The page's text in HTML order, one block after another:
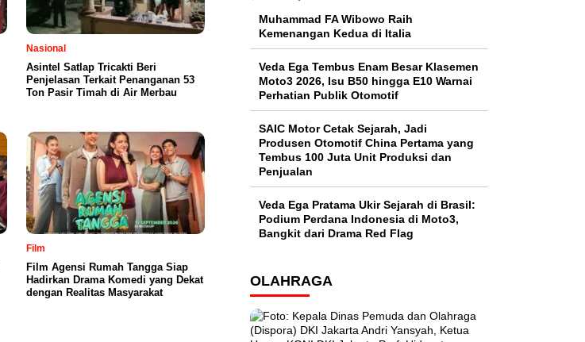
Nasional
Asintel Satlap Tricakti Beri
Penjelasan Terkait Penanganan 53
Ton Pasir Timah di Air Merbau
Film
Film Agensi Rumah Tangga Siap
Hadirkan Drama Komedi yang Dekat
dengan Realitas Masyarakat
Muhammad FA Wibowo Raih
Kemenangan Kedua di Italia
Veda Ega Tembus Enam Besar Klasemen
Moto3 2026, Isu B50 hingga E10 Warnai
Perhatian Publik Otomotif
SAIC Motor Cetak Sejarah, Jadi
Produsen Otomotif China Pertama yang
Tembus 100 Juta Unit Produksi dan
Penjualan
Veda Ega Pratama Ukir Sejarah di Brasil:
Podium Perdana Indonesia di Moto3,
Bangkit dari Drama Red Flag
OLAHRAGA